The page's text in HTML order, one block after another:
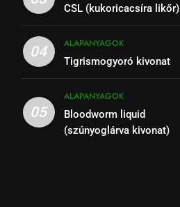
CSL (kukoricacsíra likőr)
04
ALAPANYAGOK
Tigrismogyoró kivonat
05
ALAPANYAGOK
Bloodworm liquid
(szúnyoglárva kivonat)